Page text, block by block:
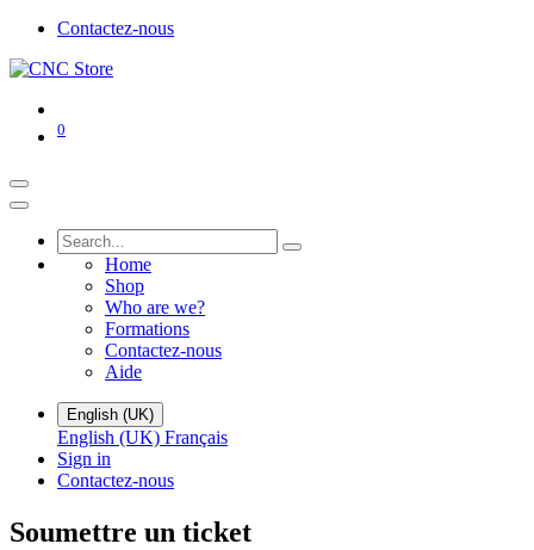
Contactez-nous
0
Home
Shop
Who are we?
Formations
Contactez-nous
Aide
English (UK)
English (UK) Français
Sign in
Contactez-nous
Soumettre un ticket